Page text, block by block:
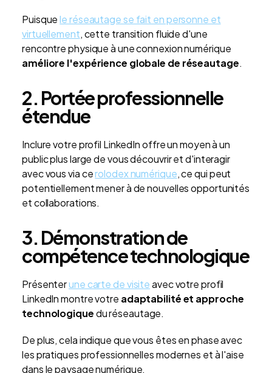
Puisquele réseautage se fait en personne et
virtuellement, cette transition fluide d'une
rencontre physique à une connexion numérique
améliore l'expérience globale de réseautage.
2. Portée professionnelle
étendue
Inclure votre profil LinkedIn offre un moyen à un
public plus large de vous découvrir et d'interagir
avec vous via cerolodex numérique, ce qui peut
potentiellement mener à de nouvelles opportunités
et collaborations.
3. Démonstration de
compétence technologique
Présenterune carte de visiteavec votre profil
LinkedIn montre votre adaptabilité et approche
technologiquedu réseautage.
De plus, cela indique que vous êtes en phase avec
les pratiques professionnelles modernes et à l'aise
dans le paysage numérique.